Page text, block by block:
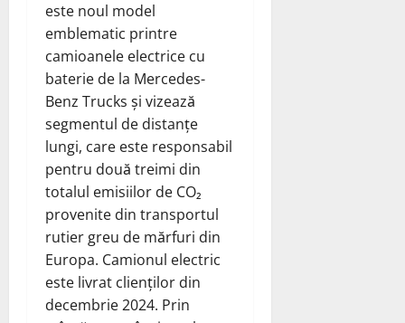
este noul model
emblematic printre
camioanele electrice cu
baterie de la Mercedes-
Benz Trucks și vizează
segmentul de distanțe
lungi, care este responsabil
pentru două treimi din
totalul emisiilor de CO₂
provenite din transportul
rutier greu de mărfuri din
Europa. Camionul electric
este livrat clienților din
decembrie 2024. Prin